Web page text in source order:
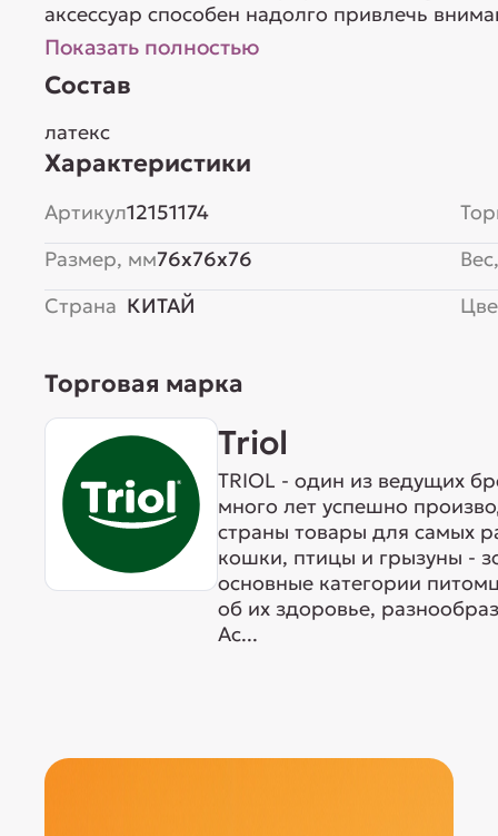
аксессуар способен надолго привлечь
Показать полностью
Состав
латекс
Характеристики
Артикул12151174
Размер, мм76x76x76
Страна КИТАЙ
Торговая марка
Triol
TRIOL - один из ведущих
много лет успешно
страны товары для самых
кошки, птицы и грызуны -
основные категории
об их здоровье,
Ас...